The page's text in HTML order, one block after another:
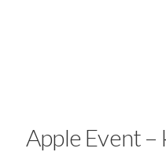
Apple Event –